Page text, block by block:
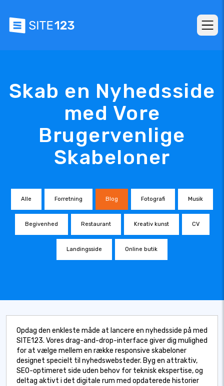
Skab en Nyhedsside
med Vore
Brugervenlige
Skabeloner
Alle Forretning Blog Fotografi Musik
Begivenhed Restaurant Kreativ kunst CV
Landingsside Online butik
Opdag den enkleste måde at lancere en nyhedsside på med
SITE123. Vores drag-and-drop-interface giver dig mulighed
for at vælge mellem en række responsive skabeloner
designet specielt til nyhedswebsteder. Byg en attraktiv,
SEO-optimeret side uden behov for teknisk ekspertise, og
deltag aktivt i det digitale rum med opdaterede historier